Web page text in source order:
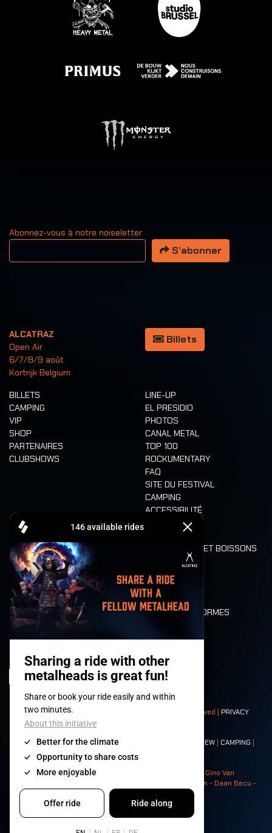
Abonnez-vous à notre noiseletter
Votre adresse email
S’abonner
ALCATRAZ
Open Air
6/7/8/9 août
Kortrijk Belgium
Billets
BILLETS
CAMPING
VIP
SHOP
PARTENAIRES
CLUBSHOWS
LINE-UP
EL PRESIDIO
PHOTOS
CANAL METAL
TOP 100
ROCKUMENTARY
FAQ
SITE DU FESTIVAL
CAMPING
ACCESSIBILITÉ
CASHLESS
ALIMENTATION ET BOISSONS
LONE WOLVES
PLAN
DEATH RIDE
VALEURS ET NORMES
HISTOIRE
© 2008-2026- Apache Productions VZW – All rights reserved | PRIVACY
POLICY|CONDITIONS GÉNÉRALES
Contact:GENERAL| PARTNERSHIPS CREW CAMPING
| NEIGHBOURS
Photos: Ann Kermans - Hans Van Hoof - Eliaz Bruggeman - Gino Van
Lancker - Tim Tronckoe - Elsie Roymans - Stijn Verbruggen - Daan Becu -
Claus Christa - Devid Camerlynck